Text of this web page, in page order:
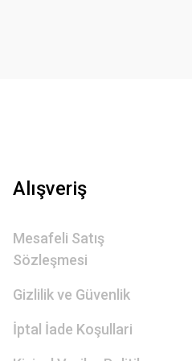
Alışveriş
Mesafeli Satış
Sözleşmesi
Gizlilik ve Güvenlik
İptal İade Koşullari